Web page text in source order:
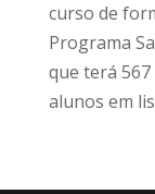
curso de
Programa
que terá
alunos em